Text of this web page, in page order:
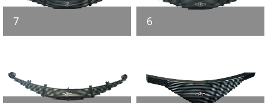
7 6